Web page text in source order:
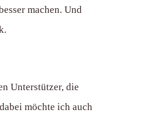
machen. Und
Unterstützer, die
möchte ich auch